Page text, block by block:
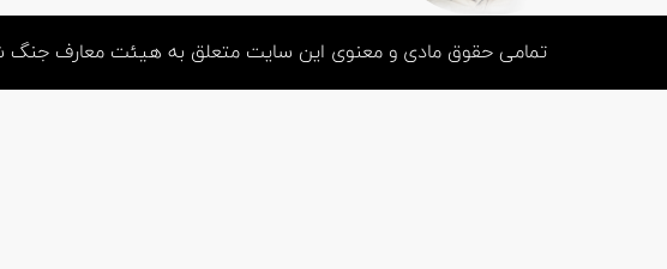
تمامی حقوق مادی و معنوی این سایت متعلق به هیئت معارف جنگ